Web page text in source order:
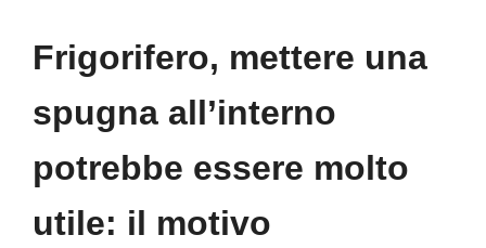
Frigorifero, mettere una
spugna all’interno
potrebbe essere molto
utile: il motivo